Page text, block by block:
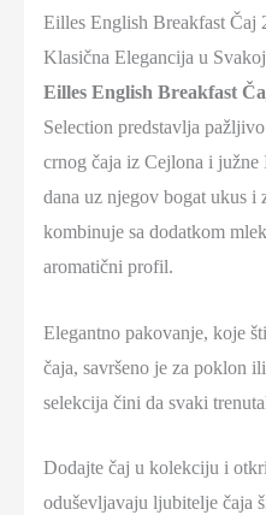
Eilles English Breakfast Čaj
Klasična Elegancija u
Eilles English Breakfast
Selection predstavlja
crnog čaja iz Cejlona i južne
dana uz njegov bogat ukus i
kombinuje sa dodatkom
aromatični profil.
Elegantno pakovanje, koje
čaja, savršeno je za poklon
selekcija čini da svaki
Dodajte čaj u kolekciju i
oduševljavaju ljubitelje čaja